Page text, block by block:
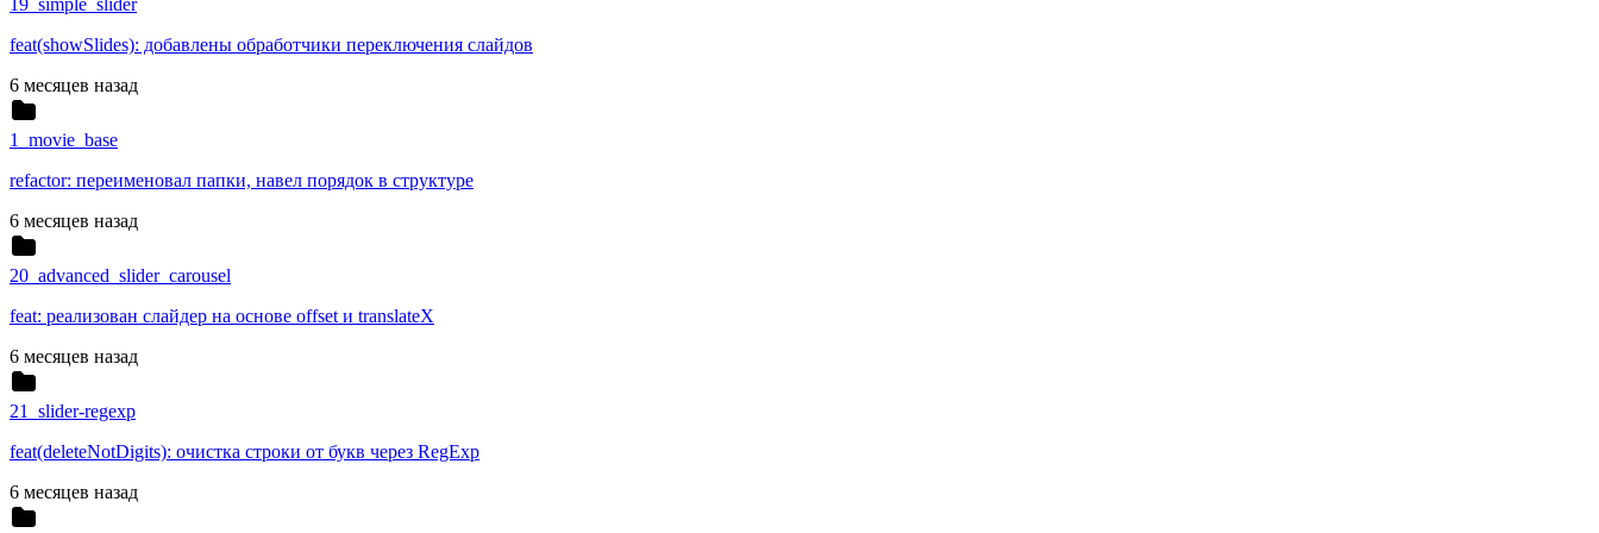
19_simple_slider
feat(showSlides): добавлены обработчики переключения слайдов
6 месяцев назад
1_movie_base
refactor: переименовал папки, навел порядок в структуре
6 месяцев назад
20_advanced_slider_carousel
feat: реализован слайдер на основе offset и translateX
6 месяцев назад
21_slider-regexp
feat(deleteNotDigits): очистка строки от букв через RegExp
6 месяцев назад